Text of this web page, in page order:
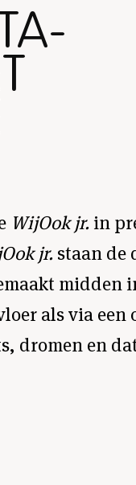
WijOok jr. in
jr. staan de
midden
als via een
dromen en